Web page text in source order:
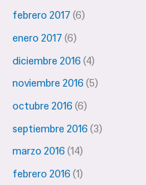
febrero 2017 (6)
enero 2017 (6)
diciembre 2016 (4)
noviembre 2016 (5)
octubre 2016 (6)
septiembre 2016 (3)
marzo 2016 (14)
febrero 2016 (1)